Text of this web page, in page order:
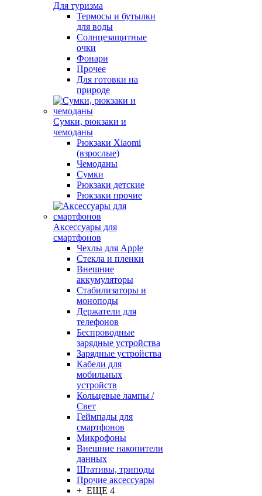
Для туризма
Термосы и бутылки
для воды
Солнцезащитные
очки
Фонари
Прочее
Для готовки на
природе
Сумки, рюкзаки и
чемоданы
Рюкзаки Xiaomi
(взрослые)
Чемоданы
Сумки
Рюкзаки детские
Рюкзаки прочие
Аксессуары для
смартфонов
Чехлы для Apple
Стекла и пленки
Внешние
аккумуляторы
Стабилизаторы и
моноподы
Держатели для
телефонов
Беспроводные
зарядные устройства
Зарядные устройства
Кабели для
мобильных
устройств
Кольцевые лампы /
Свет
Геймпады для
смартфонов
Микрофоны
Внешние накопители
данных
Штативы, триподы
Прочие аксессуары
+ ЕЩЕ 4